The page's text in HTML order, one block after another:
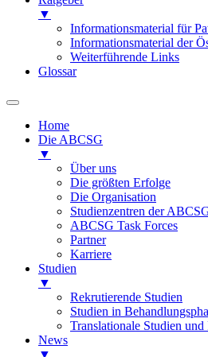
▼
Informationsmaterial für
Informationsmaterial der
Weiterführende Links
Glossar
Home
Die ABCSG
▼
Über uns
Die größten Erfolge
Die Organisation
Studienzentren der
ABCSG Task Forces
Partner
Karriere
Studien
▼
Rekrutierende Studien
Studien in
Translationale Studien und
News